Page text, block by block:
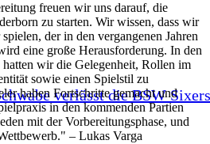
verlässt die BSW Sixers
freuen wir uns darauf, die
zu starten. Wir wissen, dass wir
der in den vergangenen Jahren
eine große Herausforderung. In den
hatten wir die Gelegenheit, Rollen im
sowie einen Spielstil zu
haben Fortschritte gemacht und
in den kommenden Partien
mit der Vorbereitungsphase, und
– Lukas Varga